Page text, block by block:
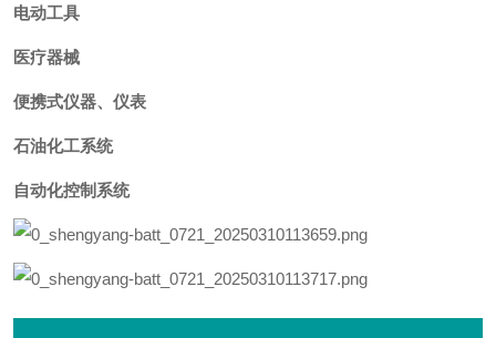
电动工具
医疗器械
便携式仪器、仪表
石油化工系统
自动化控制系统